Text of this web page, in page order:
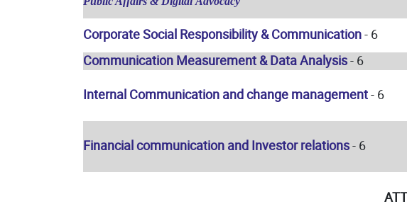
Corporate Social Responsibility & Communication- 6
Communication Measurement & Data Analysis- 6
Internal Communication and change management- 6
Financial communication and Investor relations- 6